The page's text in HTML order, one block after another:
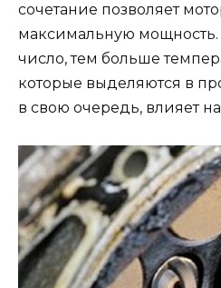
сочетание позволяет
максимальную
число, тем больше
которые выделяются в
в свою очередь, влияет